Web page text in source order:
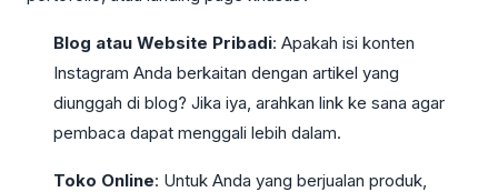
Blog atau Website Pribadi: Apakah isi konten
Instagram Anda berkaitan dengan artikel yang
diunggah di blog? Jika iya, arahkan link ke sana agar
pembaca dapat menggali lebih dalam.
Toko Online: Untuk Anda yang berjualan produk,